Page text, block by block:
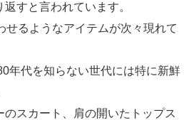
すと言われています。
せるようなアイテムが次々現れて
年代を知らない世代には特に新鮮
スカート、肩の開いたトップス